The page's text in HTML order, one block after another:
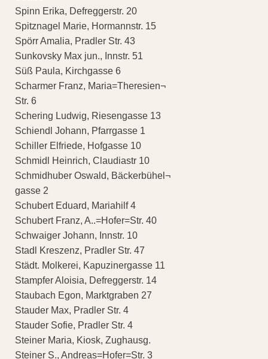
Spinn Erika, Defreggerstr. 20
Spitznagel Marie, Hormannstr. 15
Spörr Amalia, Pradler Str. 43
Sunkovsky Max jun., Innstr. 51
Süß Paula, Kirchgasse 6
Scharmer Franz, Maria=Theresien¬
Str. 6
Schering Ludwig, Riesengasse 13
Schiendl Johann, Pfarrgasse 1
Schiller Elfriede, Hofgasse 10
Schmidl Heinrich, Claudiastr 10
Schmidhuber Oswald, Bäckerbühel¬
gasse 2
Schubert Eduard, Mariahilf 4
Schubert Franz, A..=Hofer=Str. 40
Schwaiger Johann, Innstr. 10
Stadl Kreszenz, Pradler Str. 47
Städt. Molkerei, Kapuzinergasse 11
Stampfer Aloisia, Defreggerstr. 14
Staubach Egon, Marktgraben 27
Stauder Max, Pradler Str. 4
Stauder Sofie, Pradler Str. 4
Steiner Maria, Kiosk, Zughausg.
Steiner S., Andreas=Hofer=Str. 3